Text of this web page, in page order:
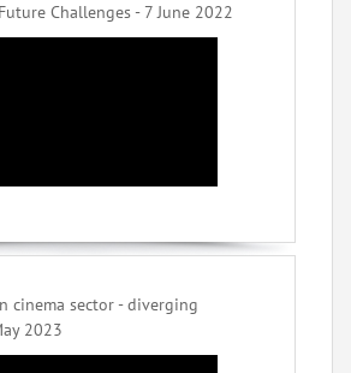
Challenges - 7 June 2022
cinema sector - diverging
2023